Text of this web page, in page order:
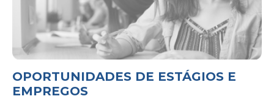
OPORTUNIDADES DE ESTÁGIOS E
EMPREGOS